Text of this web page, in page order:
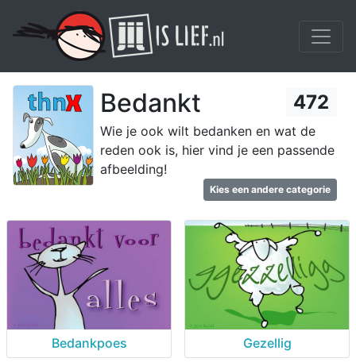
Bedankt 472
Wie je ook wilt bedanken en wat de
reden ook is, hier vind je een passende
afbeelding!
Kies een andere categorie
Bedankpoes Gezellig